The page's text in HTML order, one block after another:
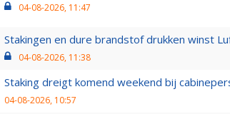
04-08-2026, 11:47
Stakingen en dure brandstof drukken winst
04-08-2026, 11:38
Staking dreigt komend weekend bij
04-08-2026, 10:57